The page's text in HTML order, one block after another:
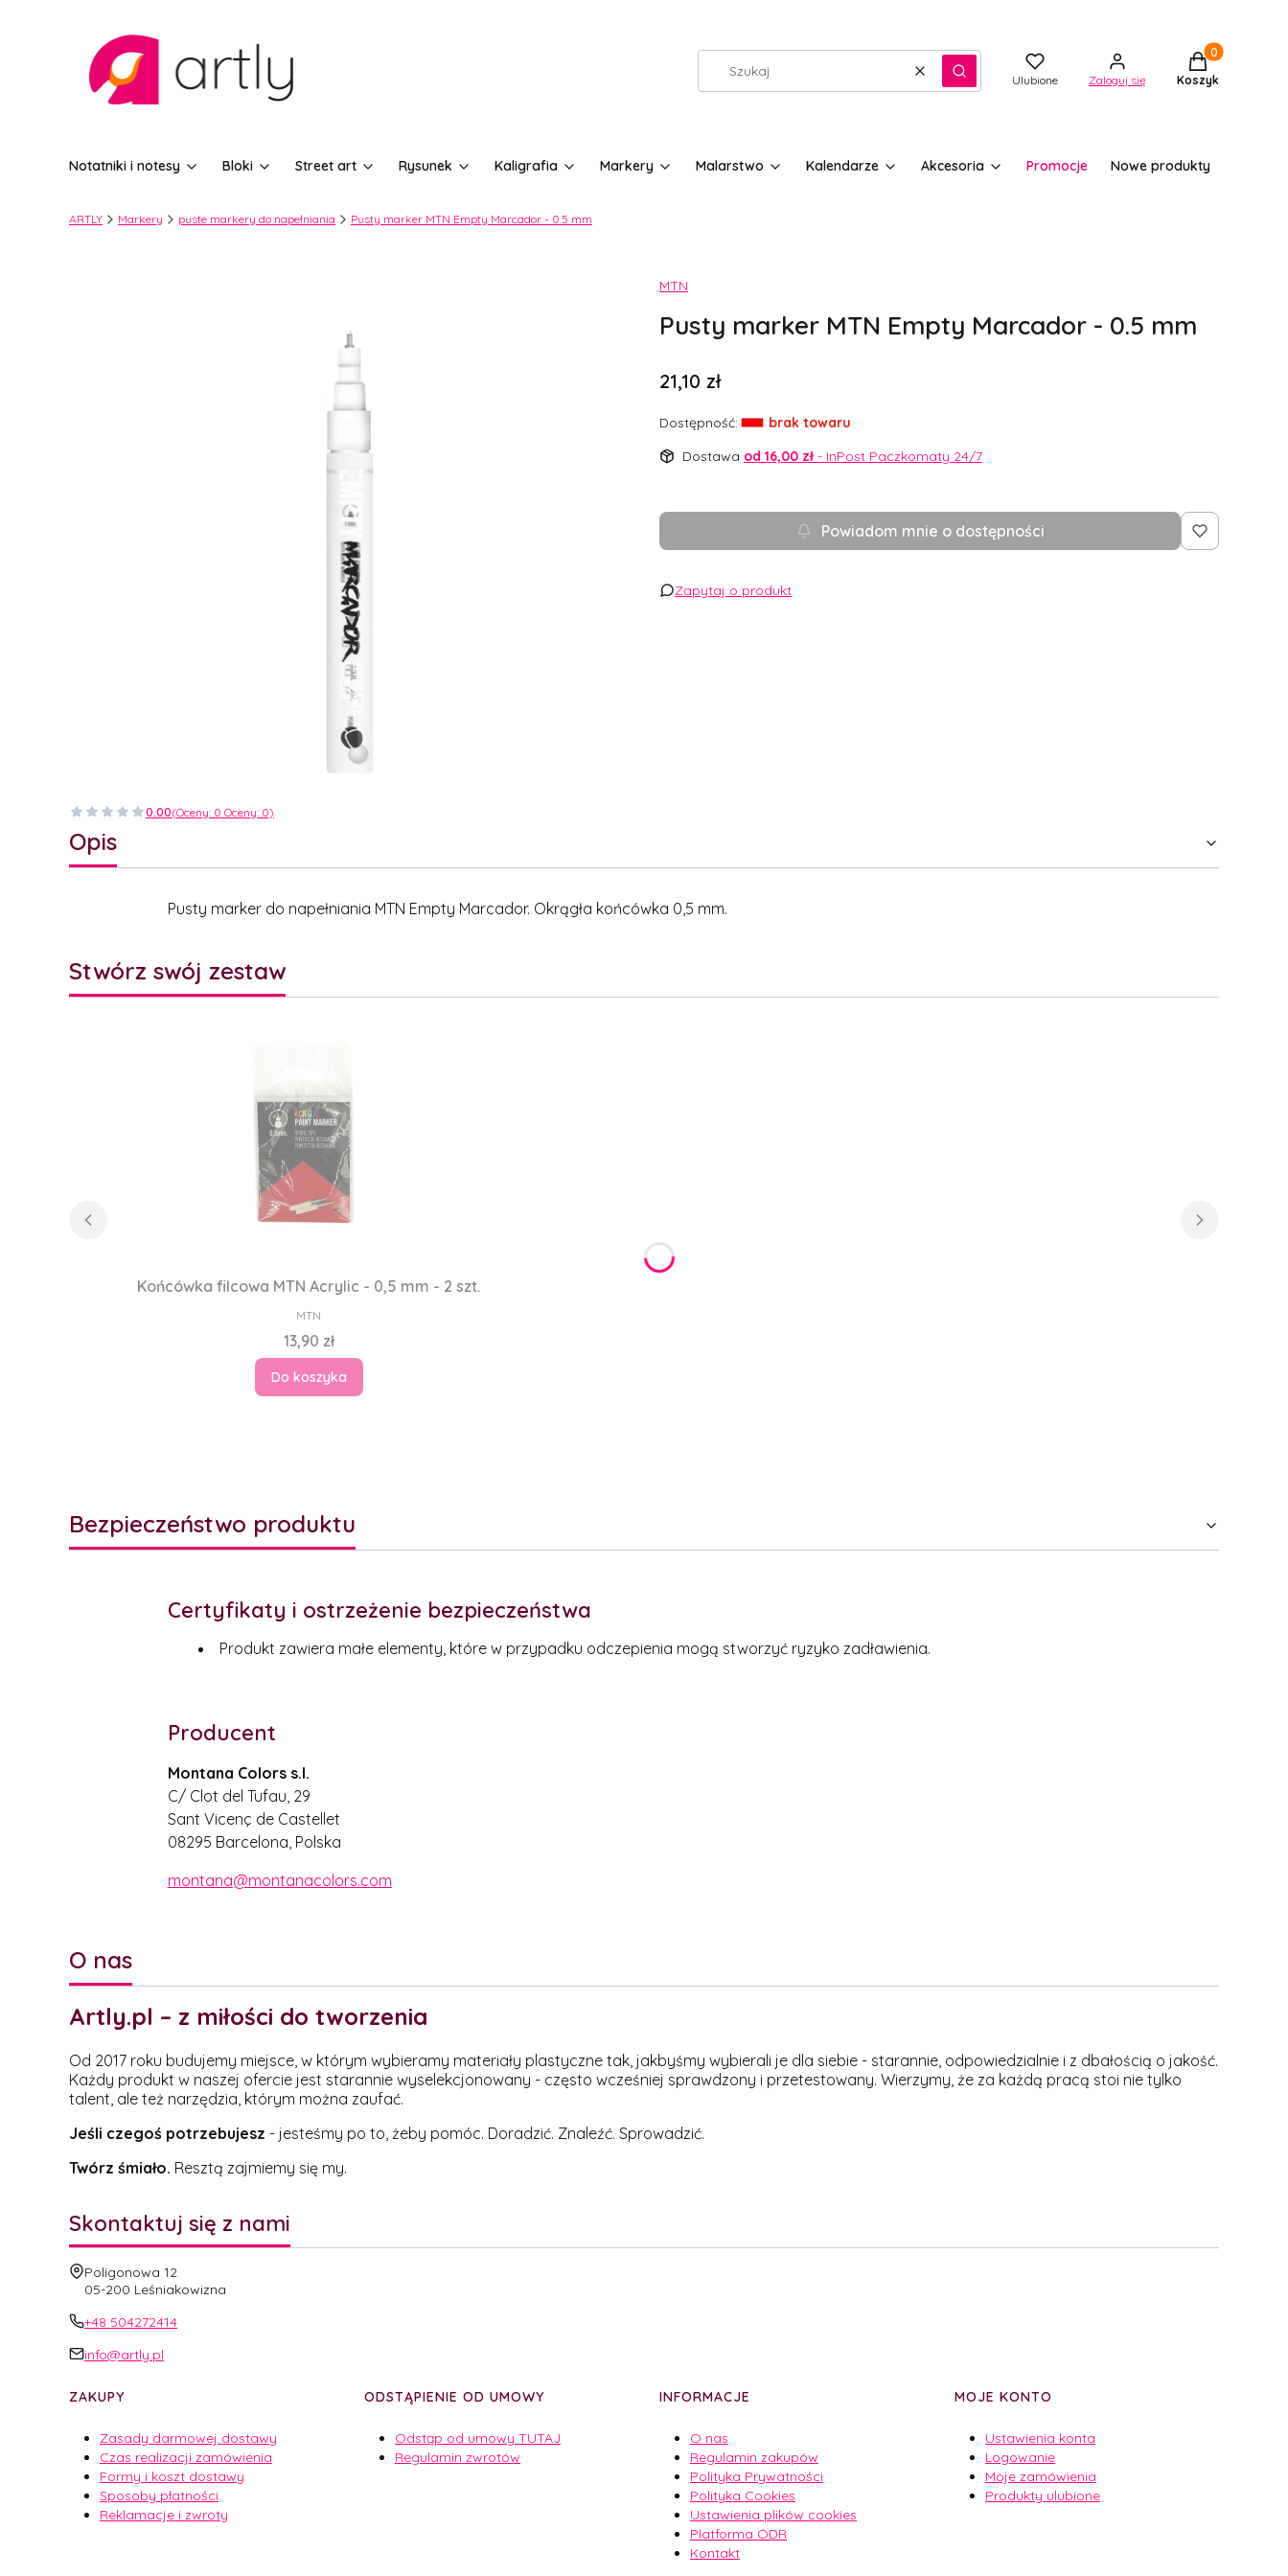
WyczyśćSzukaj Ulubione Zaloguj się
Produkty w
Koszyk
Notatniki i notesy Bloki Street art Rysunek Kaligrafia Markery Malarstwo Kalendarze Akcesoria Promocje Nowe produkty
ARTLY Markery puste markery do napełniania Pusty marker MTN Empty Marcador - 0.5 mm
MTN
Pusty marker MTN Empty Marcador - 0.5 mm
Cena
21,10 zł
Dostępność:
brak towaru
Dostawa od 16,00 zł - InPost Paczkomaty 24/7
Powiadom mnie o dostępności
Zapytaj o produkt
0.00(Oceny: 0 Oceny: 0)
Opis
Pusty marker do napełniania MTN Empty Marcador. Okrągła końcówka 0,5 mm.
Stwórz swój zestaw
Końcówka filcowa MTN Acrylic - 0,5 mm - 2 szt.
PRODUCENT
MTN
Cena
13,90 zł
Do koszyka
Bezpieczeństwo produktu
Certyfikaty i ostrzeżenie bezpieczeństwa
Produkt zawiera małe elementy, które w przypadku odczepienia mogą stworzyć ryzyko zadławienia.
Producent
Montana Colors s.l.
C/ Clot del Tufau, 29
Sant Vicenç de Castellet
08295 Barcelona, Polska
montana@montanacolors.com
O nas
Artly.pl – z miłości do tworzenia
Od 2017 roku budujemy miejsce, w którym wybieramy materiały plastyczne tak, jakbyśmy wybierali je dla siebie - starannie, odpowiedzialnie i z dbałością o jakość.
Każdy produkt w naszej ofercie jest starannie wyselekcjonowany - często wcześniej sprawdzony i przetestowany. Wierzymy, że za każdą pracą stoi nie tylko
talent, ale też narzędzia, którym można zaufać.
Jeśli czegoś potrzebujesz - jesteśmy po to, żeby pomóc. Doradzić. Znaleźć. Sprowadzić.
Twórz śmiało. Resztą zajmiemy się my.
Skontaktuj się z nami
Adres:
Poligonowa 12
05-200 Leśniakowizna
+48 504272414
info@artly.pl
Linki w stopce
ZAKUPY
Zasady darmowej dostawy
Czas realizacji zamówienia
Formy i koszt dostawy
Sposoby płatności
Reklamacje i zwroty
ODSTĄPIENIE OD UMOWY
Odstąp od umowy TUTAJ
Regulamin zwrotów
INFORMACJE
O nas
Regulamin zakupów
Polityka Prywatności
Polityka Cookies
Ustawienia plików cookies
Platforma ODR
Kontakt
MOJE KONTO
Ustawienia konta
Logowanie
Moje zamówienia
Produkty ulubione